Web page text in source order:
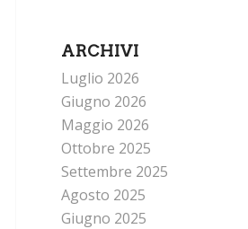
ARCHIVI
Luglio 2026
Giugno 2026
Maggio 2026
Ottobre 2025
Settembre 2025
Agosto 2025
Giugno 2025